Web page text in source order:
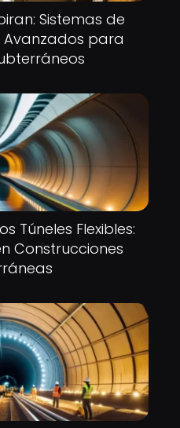
Sistemas de
Avanzados para
Túneles Flexibles:
Construcciones